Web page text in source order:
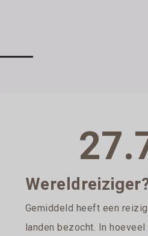
Gemiddeld heeft een
landen bezocht. In hoeveel